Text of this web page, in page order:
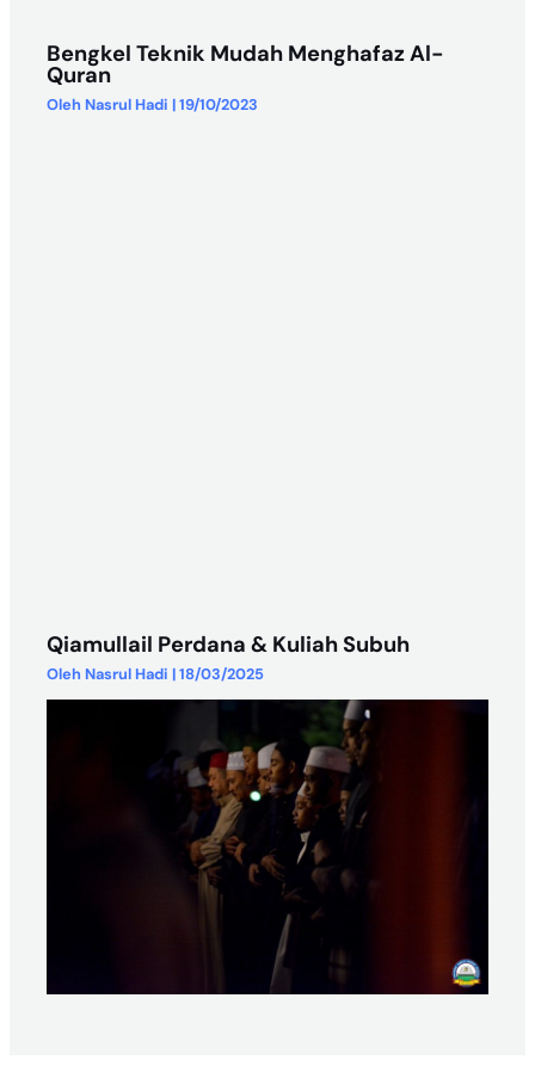
Bengkel Teknik Mudah Menghafaz Al-
Quran
Oleh Nasrul Hadi |19/10/2023
Qiamullail Perdana & Kuliah Subuh
Oleh Nasrul Hadi |18/03/2025